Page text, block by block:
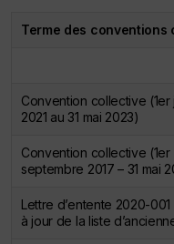
Terme des
Convention collective (1er
2021 au 31 mai 2023)
Convention collective (1er
septembre 2017 – 31 mai
Lettre d’entente 2020-001
à jour de la liste